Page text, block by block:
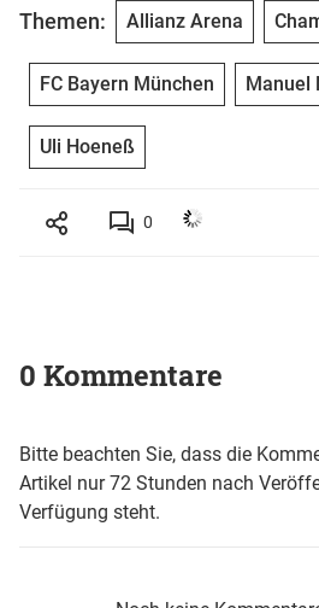
Themen: Allianz Arena
FC Bayern München Manuel
Uli Hoeneß
0
0 Kommentare
Bitte beachten Sie, dass die
Artikel nur 72 Stunden nach
Verfügung steht.